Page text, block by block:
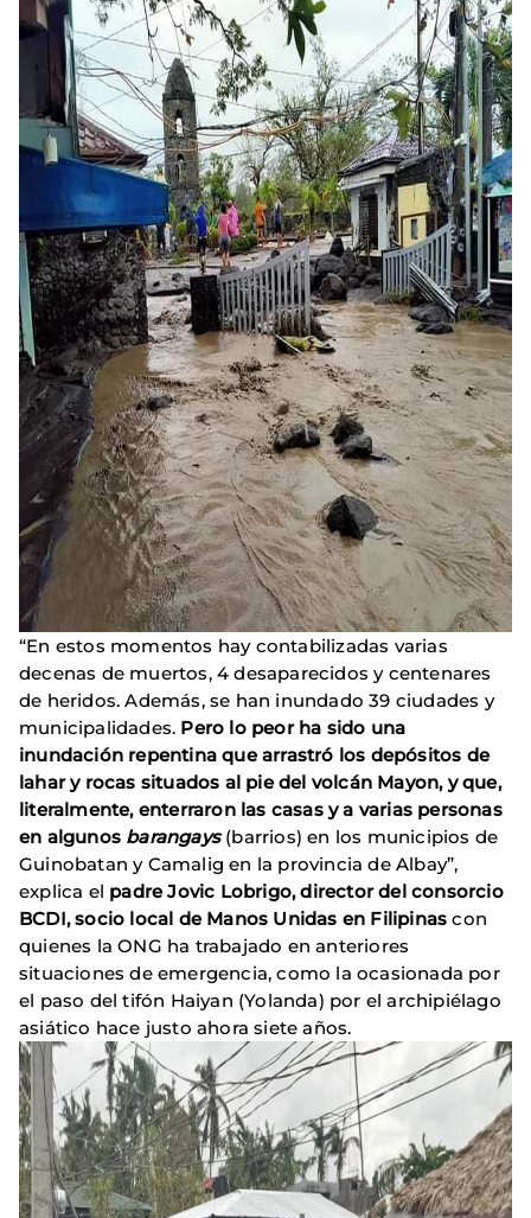
“En estos momentos hay contabilizadas varias
decenas de muertos, 4 desaparecidos y centenares
de heridos. Además, se han inundado 39 ciudades y
municipalidades. Pero lo peor ha sido una
inundación repentina que arrastró los depósitos de
lahar y rocas situados al pie del volcán Mayon, y que,
literalmente, enterraron las casas y a varias personas
en algunos barangays (barrios) en los municipios de
Guinobatan y Camalig en la provincia de Albay”,
explica el padre Jovic Lobrigo, director del consorcio
BCDI, socio local de Manos Unidas en Filipinas con
quienes la ONG ha trabajado en anteriores
situaciones de emergencia, como la ocasionada por
el paso del tifón Haiyan (Yolanda) por el archipiélago
asiático hace justo ahora siete años.